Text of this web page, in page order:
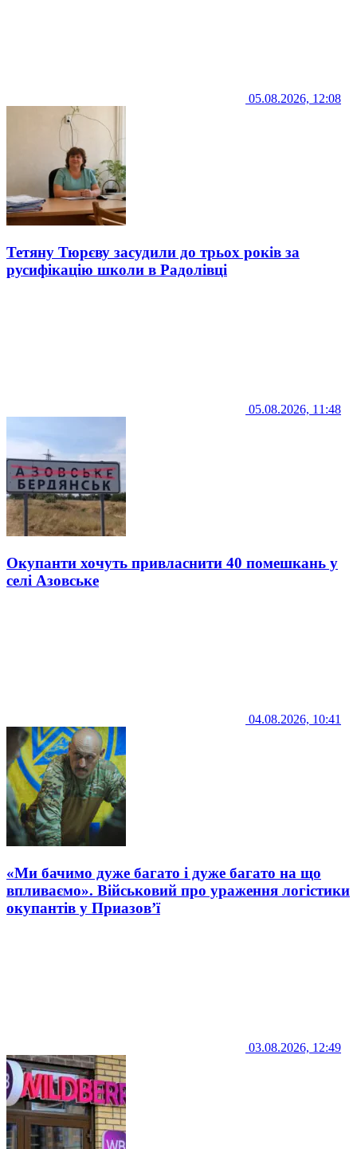
05.08.2026, 12:08
Тетяну Тюрєву засудили до трьох років за
русифікацію школи в Радолівці
05.08.2026, 11:48
Окупанти хочуть привласнити 40 помешкань у
селі Азовське
04.08.2026, 10:41
«Ми бачимо дуже багато і дуже багато на що
впливаємо». Військовий про ураження логістики
окупантів у Приазов’ї
03.08.2026, 12:49